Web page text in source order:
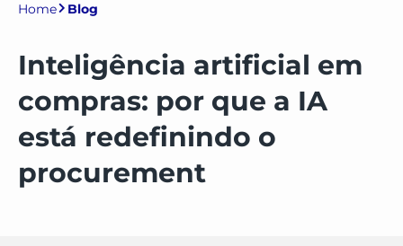
Home Blog
Inteligência artificial em
compras: por que a IA
está redefinindo o
procurement